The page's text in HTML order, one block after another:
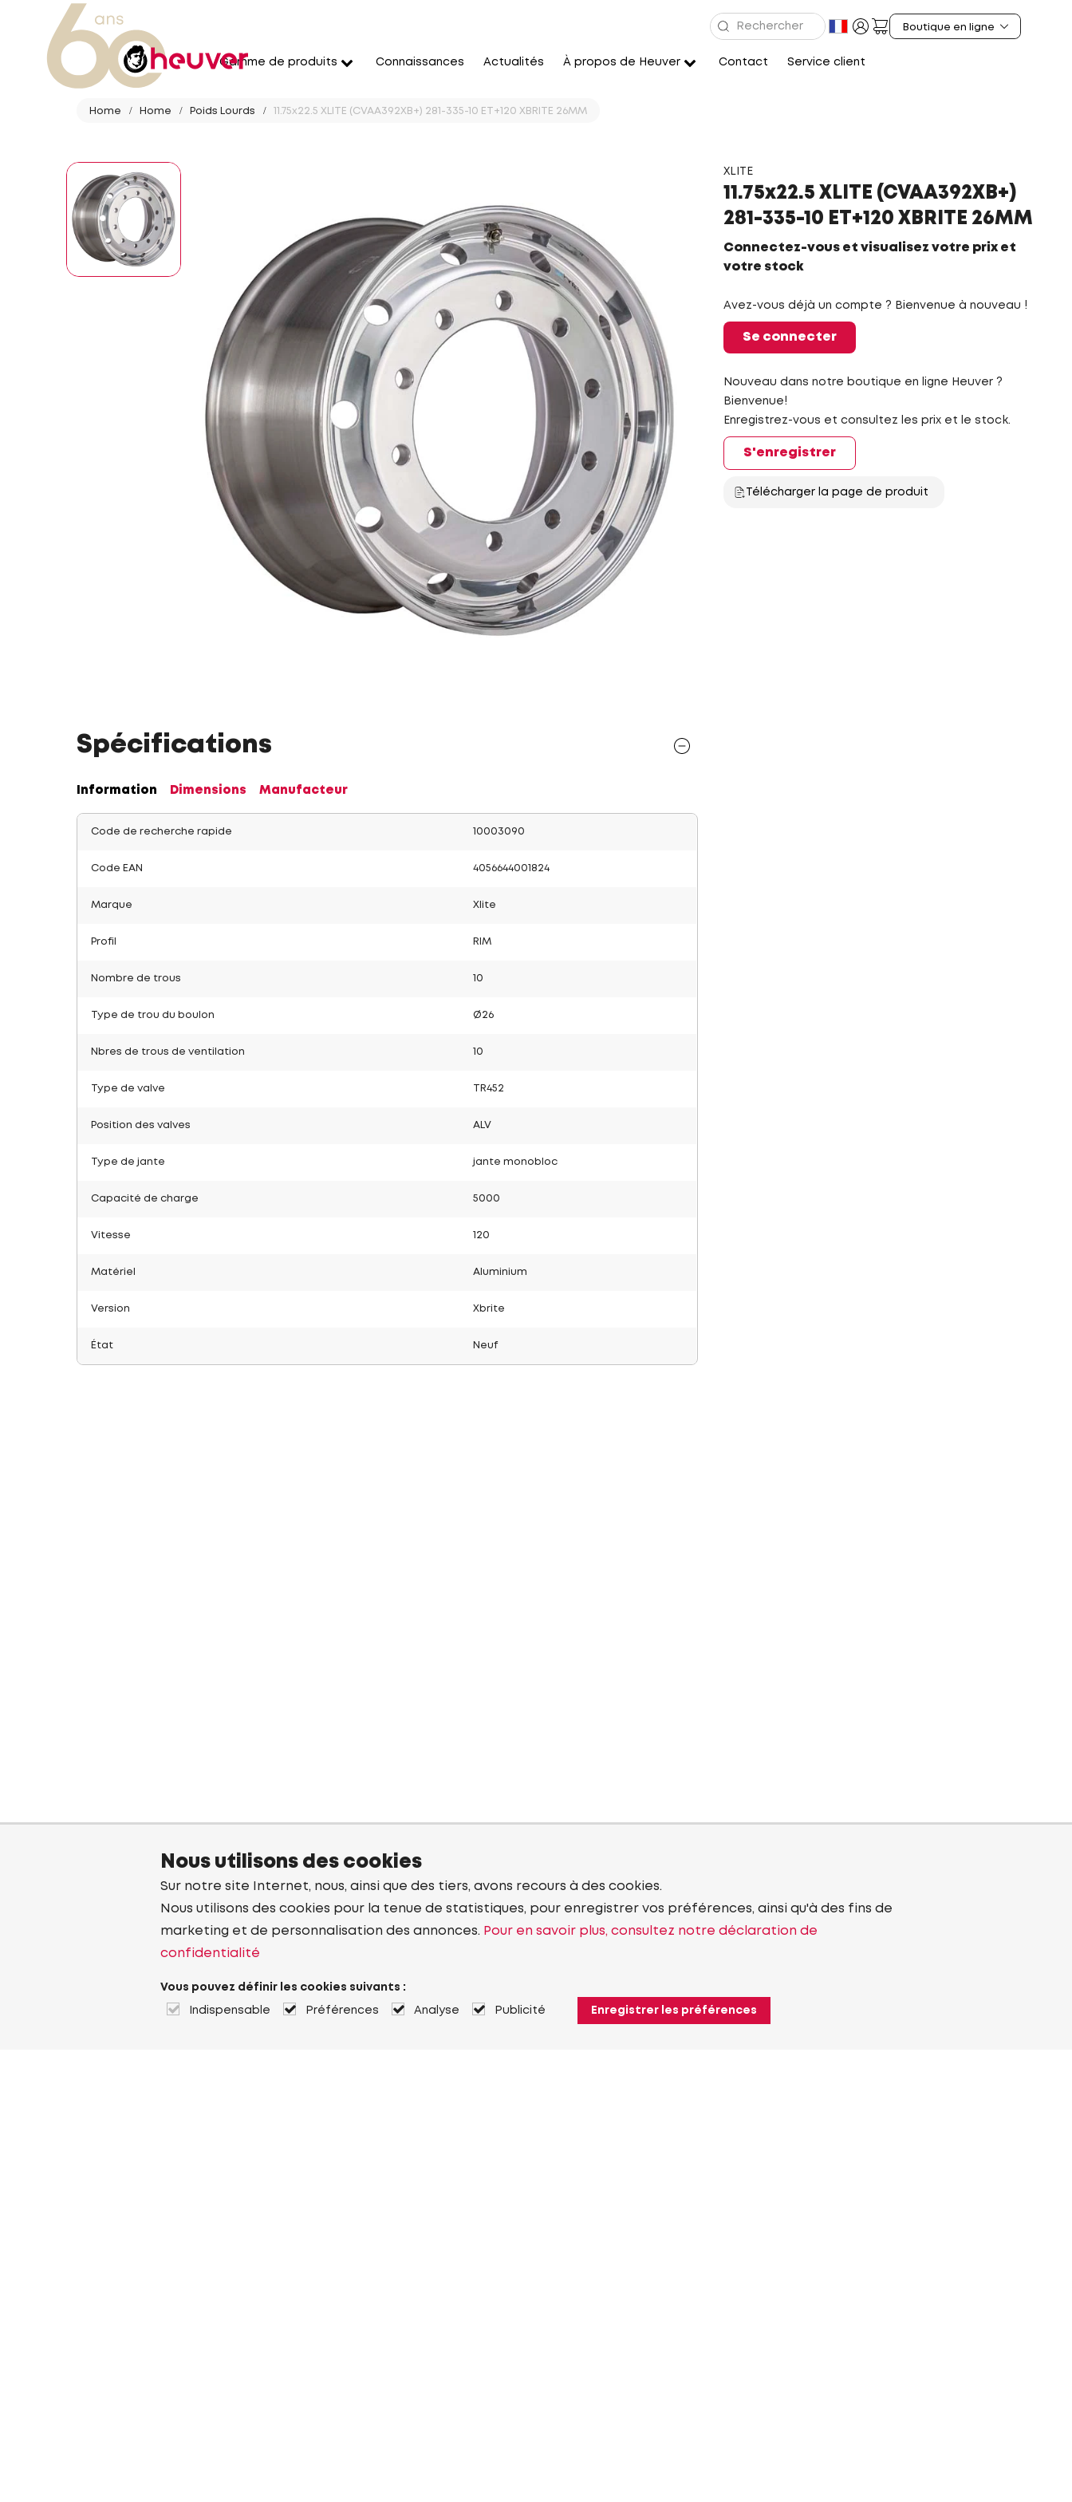
Gamme de produits Connaissances Actualités À propos de Heuver Contact Service client
Home Home Poids Lourds 11.75x22.5 XLITE (CVAA392XB+) 281-335-10 ET+120 XBRITE 26MM
XLITE
11.75x22.5 XLITE (CVAA392XB+)
281-335-10 ET+120 XBRITE 26MM
Connectez-vous et visualisez votre prix et
votre stock
Avez-vous déjà un compte ? Bienvenue à nouveau !
Se connecter
Nouveau dans notre boutique en ligne Heuver ?
Bienvenue!
Enregistrez-vous et consultez les prix et le stock.
S'enregistrer
Télécharger la page de produit
Spécifications
Information Dimensions Manufacteur
Code de recherche rapide 10003090
Code EAN 4056644001824
Marque Xlite
Profil RIM
Nombre de trous 10
Type de trou du boulon Ø26
Nbres de trous de ventilation 10
Type de valve TR452
Position des valves ALV
Type de jante jante monobloc
Capacité de charge 5000
Vitesse 120
Matériel Aluminium
Version Xbrite
État Neuf
Nous utilisons des cookies
Sur notre site Internet, nous, ainsi que des tiers, avons recours à des cookies.
Nous utilisons des cookies pour la tenue de statistiques, pour enregistrer vos préférences, ainsi qu'à des fins de
marketing et de personnalisation des annonces. Pour en savoir plus, consultez notre déclaration de
confidentialité
Vous pouvez définir les cookies suivants :
Indispensable Préférences Analyse Publicité Enregistrer les préférences